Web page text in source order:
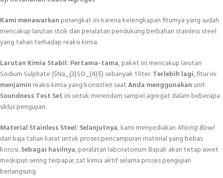
Kami menawarkan perangkat ini karena kelengkapan fiturnya yang sudah
mencakup larutan stok dan peralatan pendukung berbahan stainless steel
yang tahan terhadap reaksi kimia.
Larutan Kimia Stabil: Pertama-tama, paket ini mencakup larutan
Sodium Sulphate ($Na_{2}SO_{4}$) sebanyak 1 liter.Terlebih lagi, fitur ini
menjamin reaksi kimia yang konsisten saatAnda menggunakan unit
Soundness Test Set ini untuk merendam sampel agregat dalam beberapa
siklus pengujian.
Material Stainless Steel: Selanjutnya, kami menyediakan Mixing Bowl
dari baja tahan karat untuk proses pencampuran material yang bebas
korosi.Sebagai hasilnya, peralatan laboratorium Bapak akan tetap awet
meskipun sering terpapar zat kimia aktif selama proses pengujian
berlangsung.